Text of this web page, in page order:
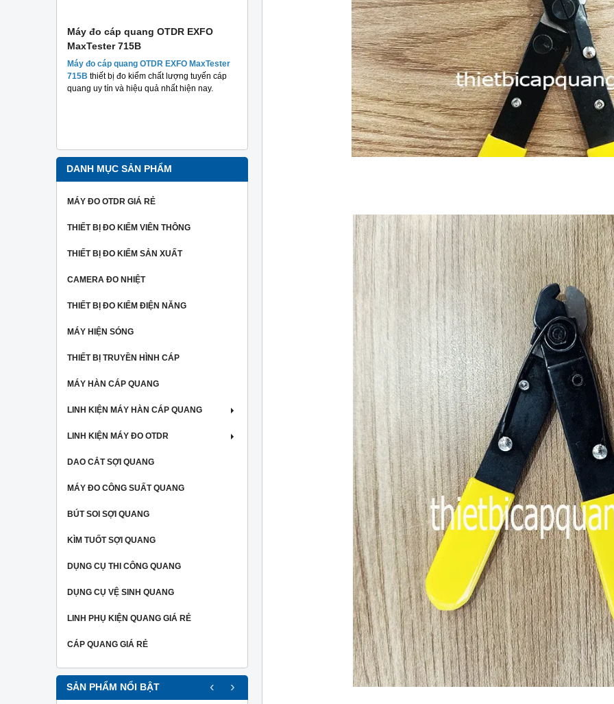
Máy đo cáp quang OTDR EXFO
MaxTester 715B
Máy đo cáp quang OTDR EXFO MaxTester
715B thiết bị đo kiểm chất lượng tuyến cáp
quang uy tín và hiệu quả nhất hiện nay.
Máy đo cáp quang OTDR EXFO
Máy đo cáp quang OTDR EXFO
thiết bị cho phép
đo tra sợi single mode và multi mode.
Ngoài ra MaxTester 720C cho phép
người dùng đo kiểm trên tuyến có tín
hiệu một cách chính xác và hiệu quả
Máy đo cáp quang vạn năng
Explorer chính hãng EXFO
Máy đo cáp quang vạn năng Explorer
bị tới từ hãng EXFO- Canada, sản phẩm
tay nhỏ gọn với nhiều chức năng hiệu
trong thi công viễn thông hiện nay.
DANH MỤC SẢN PHẨM
MÁY ĐO OTDR GIÁ RẺ
THIẾT BỊ ĐO KIỂM VIÊN THÔNG
THIẾT BỊ ĐO KIỂM SẢN XUẤT
CAMERA ĐO NHIỆT
THIẾT BỊ ĐO KIỂM ĐIỆN NĂNG
MÁY HIỆN SÓNG
THIẾT BỊ TRUYỀN HÌNH CÁP
MÁY HÀN CÁP QUANG
LINH KIỆN MÁY HÀN CÁP QUANG
LINH KIỆN MÁY ĐO OTDR
DAO CẮT SỢI QUANG
MÁY ĐO CÔNG SUẤT QUANG
BÚT SOI SỢI QUANG
KÌM TUỐT SỢI QUANG
DỤNG CỤ THI CÔNG QUANG
DỤNG CỤ VỆ SINH QUANG
LINH PHỤ KIỆN QUANG GIÁ RẺ
CÁP QUANG GIÁ RẺ
SẢN PHẨM NỔI BẬT ‹ ›